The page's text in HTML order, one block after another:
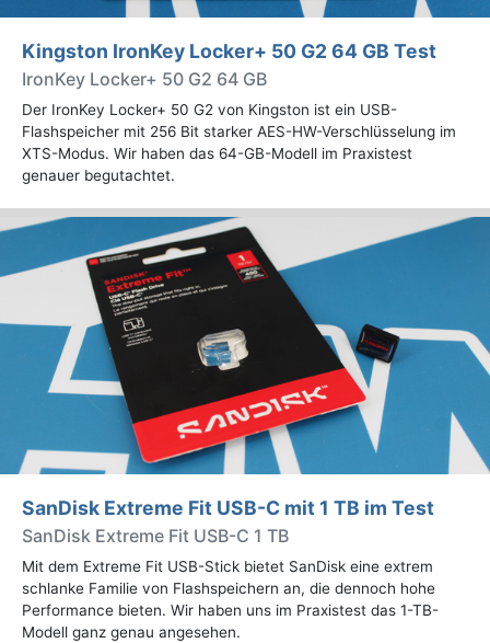
Kingston IronKey Locker+ 50 G2 64 GB Test
IronKey Locker+ 50 G2 64 GB
Der IronKey Locker+ 50 G2 von Kingston ist ein USB-
Flashspeicher mit 256 Bit starker AES-HW-Verschlüsselung im
XTS-Modus. Wir haben das 64-GB-Modell im Praxistest
genauer begutachtet.
SanDisk Extreme Fit USB-C mit 1 TB im Test
SanDisk Extreme Fit USB-C 1 TB
Mit dem Extreme Fit USB-Stick bietet SanDisk eine extrem
schlanke Familie von Flashspeichern an, die dennoch hohe
Performance bieten. Wir haben uns im Praxistest das 1-TB-
Modell ganz genau angesehen.